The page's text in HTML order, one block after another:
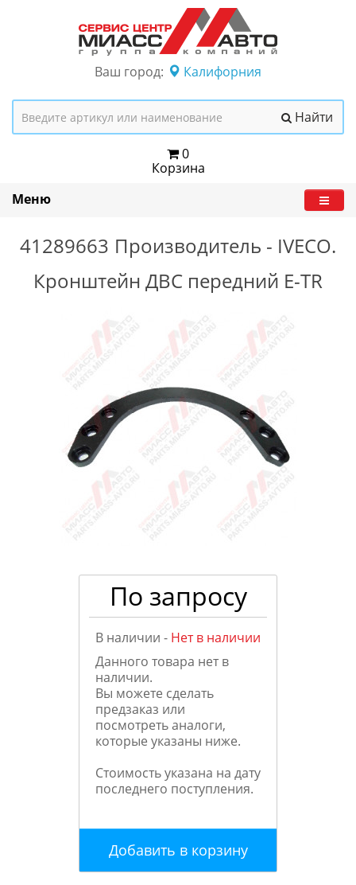
Ваш город: Калифорния
Найти
0
Корзина
Меню
41289663 Производитель - IVECO.
Кронштейн ДВС передний E-TR
По запросу
В наличии - Нет в наличии
Данного товара нет в
наличии.
Вы можете сделать
предзаказ или
посмотреть аналоги,
которые указаны ниже.
Стоимость указана на дату
последнего поступления.
Добавить в корзину